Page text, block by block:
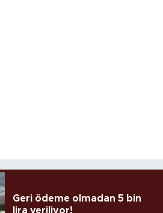
Geri ödeme olmadan 5 bin
lira veriliyor!